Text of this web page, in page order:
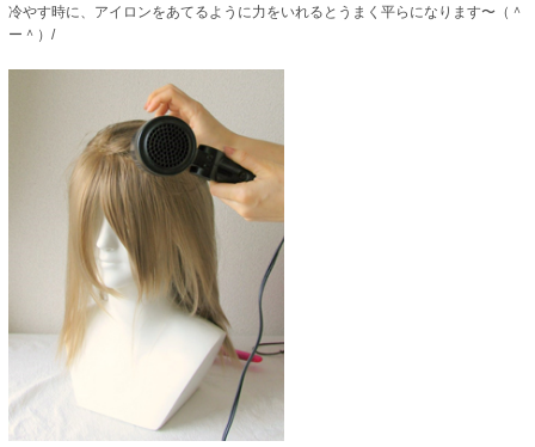
冷やす時に、アイロンをあてるように力をいれるとうまく平らになります〜（＾
ー＾）/